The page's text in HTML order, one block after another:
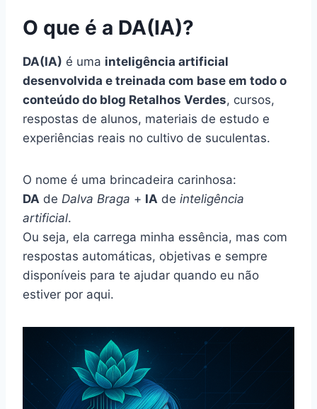
O que é a DA(IA)?
DA(IA) é uma inteligência artificial
desenvolvida e treinada com base em todo o
conteúdo do blog Retalhos Verdes, cursos,
respostas de alunos, materiais de estudo e
experiências reais no cultivo de suculentas.
O nome é uma brincadeira carinhosa:
DA de Dalva Braga + IA de inteligência
artificial.
Ou seja, ela carrega minha essência, mas com
respostas automáticas, objetivas e sempre
disponíveis para te ajudar quando eu não
estiver por aqui.